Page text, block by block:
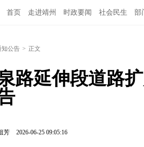
首页 走进靖州 时政要闻 社会民生 部
知公告 > 正文
路延伸段道路
芳 2026-06-25 09:05:16